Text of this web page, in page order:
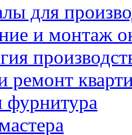
для
и монтаж
ремонт
фурнитура